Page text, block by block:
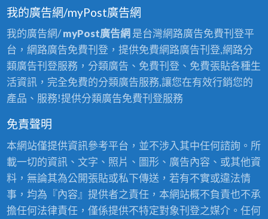
我的廣告網/myPost廣告網
我的廣告網/myPost廣告網 是台灣網路廣告免費刊登平
台，網路廣告免費刊登，提供免費網路廣告刊登,網路分
類廣告刊登服務，分類廣告、免費刊登、免費張貼各種生
活資訊，完全免費的分類廣告服務,讓您在有效行銷您的
產品、服務!提供分類廣告免費刊登服務
免責聲明
本網站僅提供資訊參考平台，並不涉入其中任何諮詢。所
載一切的資訊、文字、照片、圖形、廣告內容、或其他資
料，無論其為公開張貼或私下傳送，若有不實或違法情
事，均為『內容』提供者之責任，本網站概不負責也不承
擔任何法律責任，僅係提供不特定對象刊登之媒介。任何